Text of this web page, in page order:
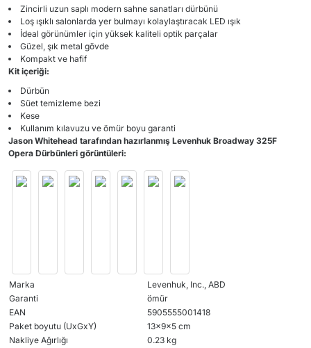
Zincirli uzun saplı modern sahne sanatları dürbünü
Loş ışıklı salonlarda yer bulmayı kolaylaştıracak LED ışık
İdeal görünümler için yüksek kaliteli optik parçalar
Güzel, şık metal gövde
Kompakt ve hafif
Kit içeriği:
Dürbün
Süet temizleme bezi
Kese
Kullanım kılavuzu ve ömür boyu garanti
Jason Whitehead tarafından hazırlanmış Levenhuk Broadway 325F
Opera Dürbünleri görüntüleri:
Marka
Levenhuk, Inc., ABD
Garanti
ömür
EAN
5905555001418
Paket boyutu (UxGxY)
13x9x5 cm
Nakliye Ağırlığı
0.23 kg